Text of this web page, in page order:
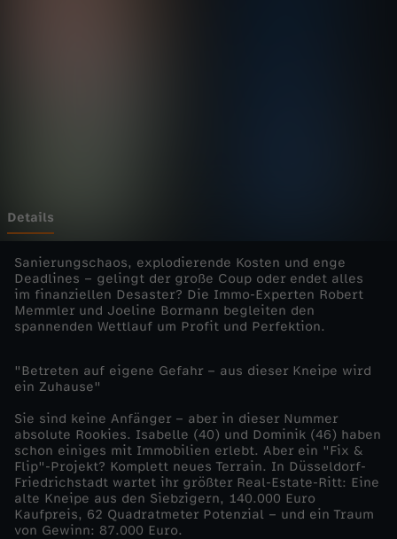
e
n
–
l
e
v
e
Details
Sanierungschaos, explodierende Kosten und enge
Deadlines – gelingt der große Coup oder endet alles
im finanziellen Desaster? Die Immo-Experten Robert
Memmler und Joeline Bormann begleiten den
spannenden Wettlauf um Profit und Perfektion.
"Betreten auf eigene Gefahr – aus dieser Kneipe wird
ein Zuhause"
Sie sind keine Anfänger – aber in dieser Nummer
absolute Rookies. Isabelle (40) und Dominik (46) haben
schon einiges mit Immobilien erlebt. Aber ein "Fix &
Flip"-Projekt? Komplett neues Terrain. In Düsseldorf-
Friedrichstadt wartet ihr größter Real-Estate-Ritt: Eine
alte Kneipe aus den Siebzigern, 140.000 Euro
Kaufpreis, 62 Quadratmeter Potenzial – und ein Traum
von Gewinn: 87.000 Euro.